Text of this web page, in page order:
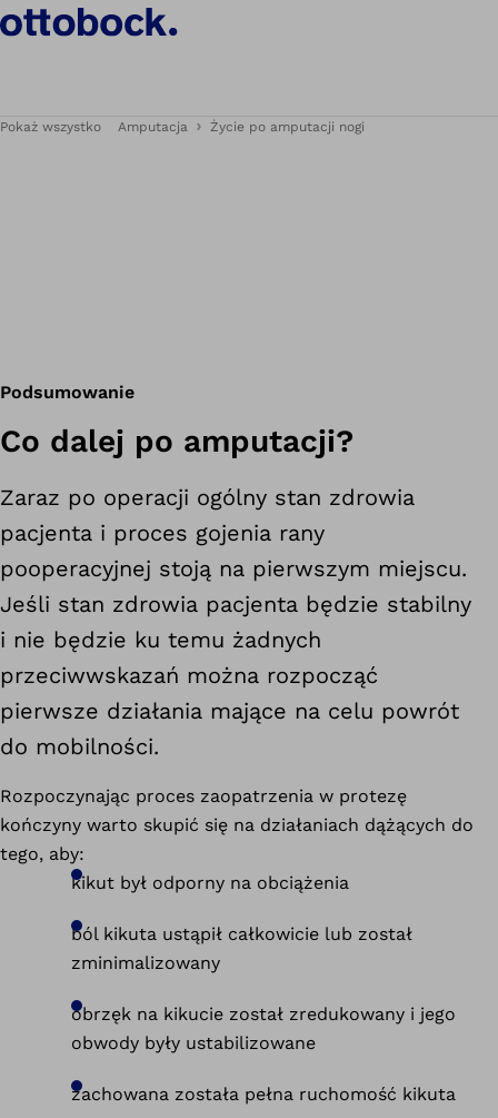
Pokaż wszystko Amputacja Życie po amputacji nogi
Podsumowanie
Co dalej po amputacji?
Zaraz po operacji ogólny stan zdrowia
pacjenta i proces gojenia rany
pooperacyjnej stoją na pierwszym miejscu.
Jeśli stan zdrowia pacjenta będzie stabilny
i nie będzie ku temu żadnych
przeciwwskazań można rozpocząć
pierwsze działania mające na celu powrót
do mobilności.
Rozpoczynając proces zaopatrzenia w protezę
kończyny warto skupić się na działaniach dążących do
tego, aby:
kikut był odporny na obciążenia
ból kikuta ustąpił całkowicie lub został
zminimalizowany
obrzęk na kikucie został zredukowany i jego
obwody były ustabilizowane
zachowana została pełna ruchomość kikuta